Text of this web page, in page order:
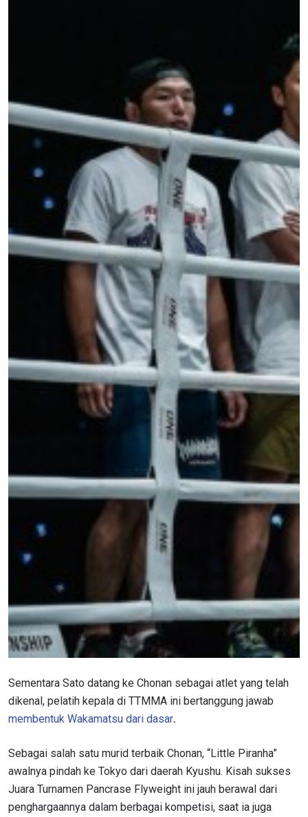
Sementara Sato datang ke Chonan sebagai atlet yang telah
dikenal, pelatih kepala di TTMMA ini bertanggung jawab
membentuk Wakamatsu dari dasar.
Sebagai salah satu murid terbaik Chonan, “Little Piranha”
awalnya pindah ke Tokyo dari daerah Kyushu. Kisah sukses
Juara Turnamen Pancrase Flyweight ini jauh berawal dari
penghargaannya dalam berbagai kompetisi, saat ia juga